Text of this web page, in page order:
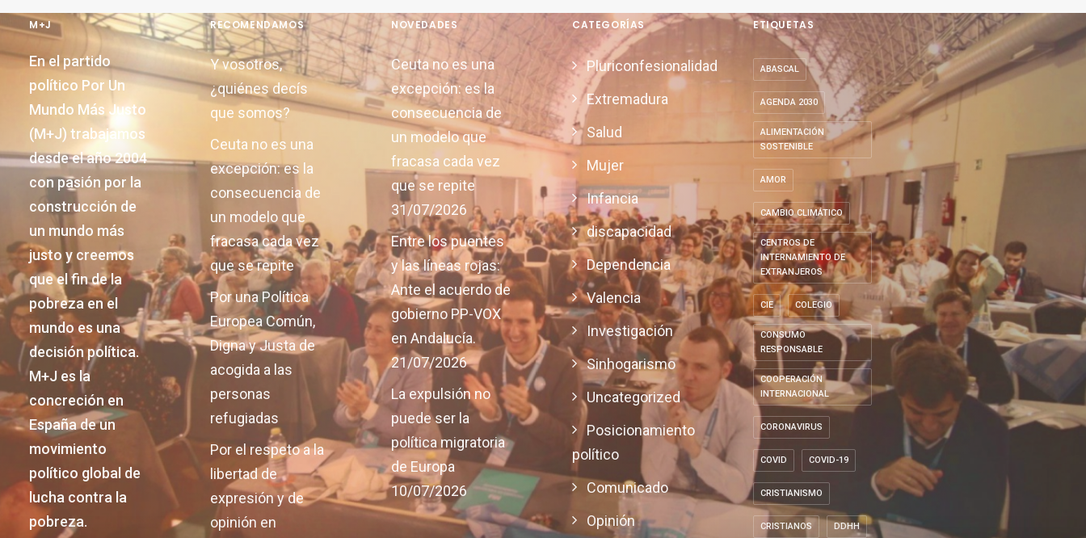
M+J
En el partido
político Por Un
Mundo Más Justo
(M+J) trabajamos
desde el año 2004
con pasión por la
construcción de
un mundo más
justo y creemos
que el fin de la
pobreza en el
mundo es una
decisión política.
M+J es la
concreción en
España de un
movimiento
político global de
lucha contra la
pobreza.
RECOMENDAMOS
Y vosotros,
¿quiénes decís
que somos?
Ceuta no es una
excepción: es la
consecuencia de
un modelo que
fracasa cada vez
que se repite
Por una Política
Europea Común,
Digna y Justa de
acogida a las
personas
refugiadas
Por el respeto a la
libertad de
expresión y de
opinión en
NOVEDADES
Ceuta no es una
excepción: es la
consecuencia de
un modelo que
fracasa cada vez
que se repite
31/07/2026
Entre los puentes
y las líneas rojas:
Ante el acuerdo de
gobierno PP-VOX
en Andalucía.
21/07/2026
La expulsión no
puede ser la
política migratoria
de Europa
10/07/2026
CATEGORÍAS
Pluriconfesionalidad
Extremadura
Salud
Mujer
Infancia
discapacidad
Dependencia
Valencia
Investigación
Sinhogarismo
Uncategorized
Posicionamiento
político
Comunicado
Opinión
ETIQUETAS
ABASCAL
AGENDA 2030
ALIMENTACIÓN
SOSTENIBLE
AMOR
CAMBIO CLIMÁTICO
CENTROS DE
INTERNAMIENTO DE
EXTRANJEROS
CIE COLEGIO
CONSUMO
RESPONSABLE
COOPERACIÓN
INTERNACIONAL
CORONAVIRUS
COVID COVID-19
CRISTIANISMO
CRISTIANOS DDHH